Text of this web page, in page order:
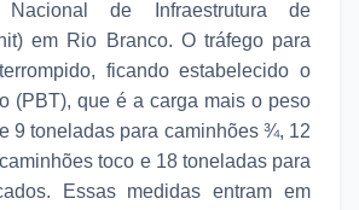
Nacional de Infraestrutura de
em Rio Branco. O tráfego para
ficando estabelecido o
(PBT), que é a carga mais o peso
9 toneladas para caminhões ¾, 12
toco e 18 toneladas para
Essas medidas entram em